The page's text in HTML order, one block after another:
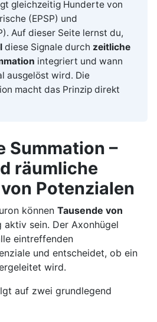
gleichzeitig Hunderte von
(EPSP) und
Auf dieser Seite lernst du,
diese Signale durch zeitliche
integriert und wann
ausgelöst wird. Die
macht das Prinzip direkt
Summation –
räumliche
Potenzialen
können Tausende von
aktiv sein. Der Axonhügel
eintreffenden
und entscheidet, ob ein
wird.
auf zwei grundlegend